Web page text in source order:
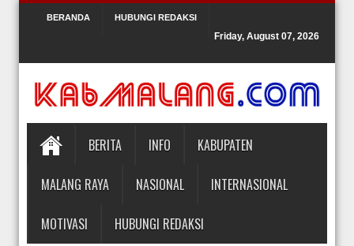
BERANDA HUBUNGI REDAKSI
Friday, August 07, 2026
BERITA INFO KABUPATEN
MALANG RAYA NASIONAL INTERNASIONAL
MOTIVASI HUBUNGI REDAKSI